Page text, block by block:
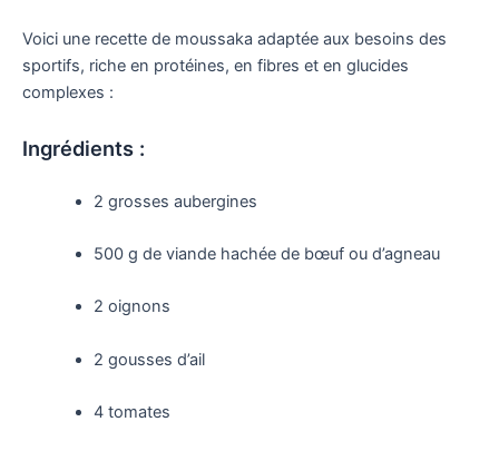
Voici une recette de moussaka adaptée aux besoins des
sportifs, riche en protéines, en fibres et en glucides
complexes :
Ingrédients :
2 grosses aubergines
500 g de viande hachée de bœuf ou d’agneau
2 oignons
2 gousses d’ail
4 tomates